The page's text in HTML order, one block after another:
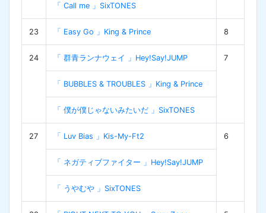
「 Call me 」SixTONES
23 「 Easy Go 」King & Prince 8
24 「 群青ランナウェイ 」Hey!Say!JUMP 7
「 BUBBLES & TROUBLES 」King & Prince
「 僕が僕じゃないみたいだ 」SixTONES
27 「 Luv Bias 」Kis-My-Ft2 6
「 ネガティブファイター 」Hey!Say!JUMP
「 うやむや 」SixTONES